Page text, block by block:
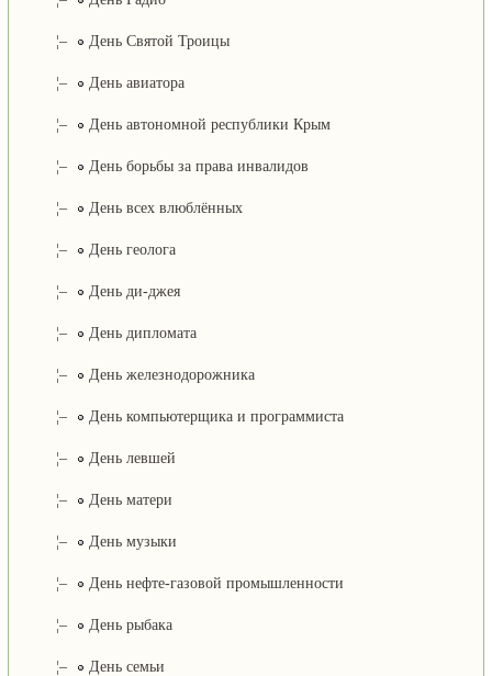
¦– День Святой Троицы
¦– День авиатора
¦– День автономной республики Крым
¦– День борьбы за права инвалидов
¦– День всех влюблённых
¦– День геолога
¦– День ди-джея
¦– День дипломата
¦– День железнодорожника
¦– День компьютерщика и программиста
¦– День левшей
¦– День матери
¦– День музыки
¦– День нефте-газовой промышленности
¦– День рыбака
¦– День семьи